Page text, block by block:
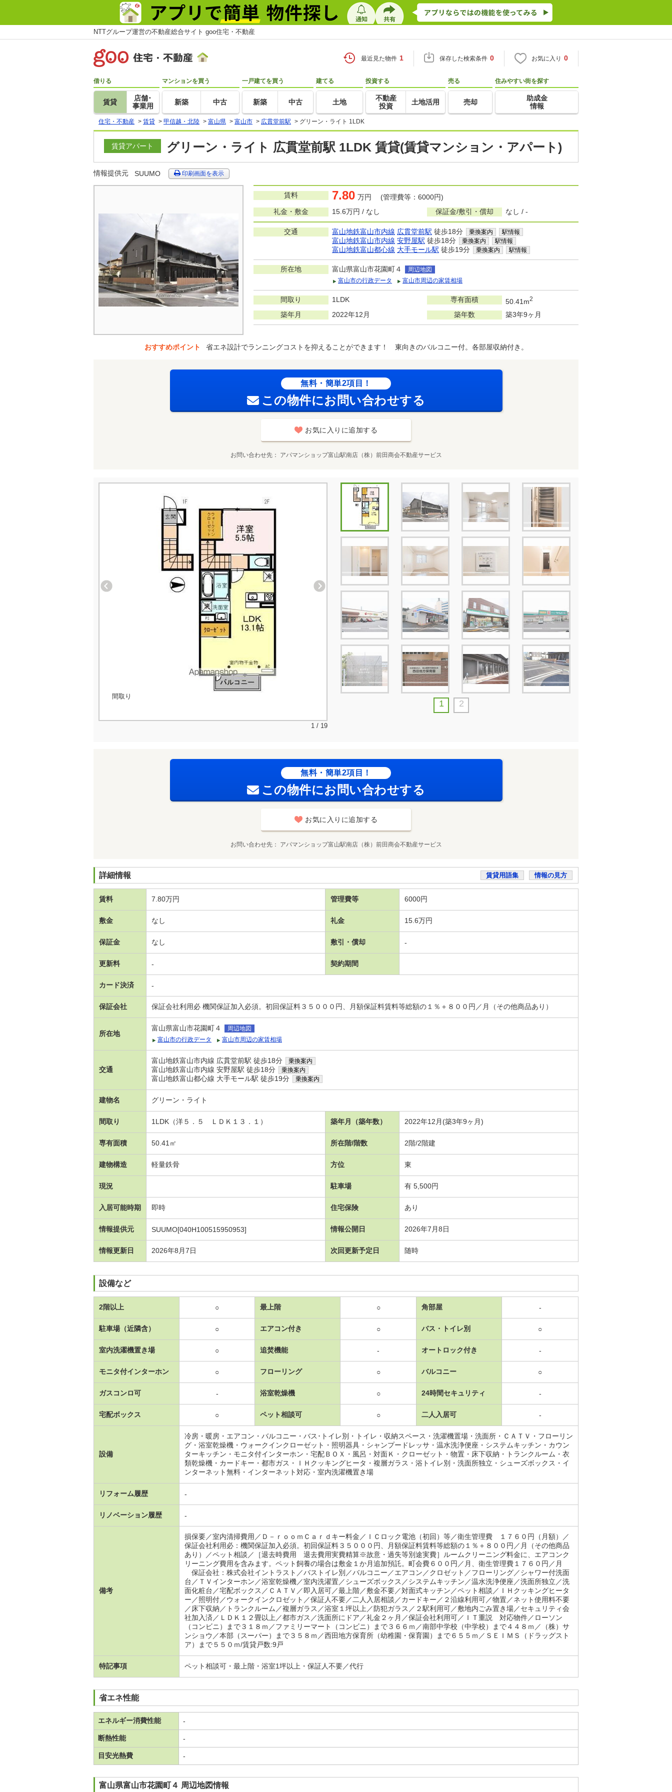
NTTグループ運営の不動産総合サイト goo住宅・不動産
最近見た物件 1 保存した検索条件 0 お気に入り 0
借りる
賃貸
店舗･
事業用
マンションを買う
新築 中古
一戸建てを買う
新築 中古
建てる
土地
投資する
不動産
投資
土地活用
売る
売却
住みやすい街を探す
助成金
情報
住宅・不動産 > 賃貸 > 甲信越・北陸 > 富山県 > 富山市 > 広貫堂前駅 > グリーン・ライト 1LDK
賃貸アパート グリーン・ライト 広貫堂前駅 1LDK 賃貸(賃貸マンション・アパート)
情報提供元 SUUMO 印刷画面を表示
賃料 7.80 万円 (管理費等：6000円)
礼金・敷金
15.6万円 / なし 保証金/敷引・償却 なし / -
交通 富山地鉄富山市内線 広貫堂前駅 徒歩18分 乗換案内 駅情報
富山地鉄富山市内線 安野屋駅 徒歩18分 乗換案内 駅情報
富山地鉄富山都心線 大手モール駅 徒歩19分 乗換案内 駅情報
所在地 富山県富山市花園町４
周辺地図
富山市の行政データ
富山市周辺の家賃相場
間取り 1LDK 専有面積 50.41m2
築年月 2022年12月 築年数 築3年9ヶ月
おすすめポイント 省エネ設計でランニングコストを抑えることができます！ 東向きのバルコニー付。各部屋収納付き。
無料・簡単2項目！
この物件にお問い合わせする
お気に入りに追加する
お問い合わせ先 アパマンショップ富山駅南店（株）前田商会不動産サービス
間取り
1 / 19
1 2
無料・簡単2項目！
この物件にお問い合わせする
お気に入りに追加する
お問い合わせ先 アパマンショップ富山駅南店（株）前田商会不動産サービス
詳細情報 賃貸用語集 情報の見方
賃料 7.80万円 管理費等 6000円
敷金 なし 礼金 15.6万円
保証金 なし 敷引・償却 -
更新料 - 契約期間
カード決済 -
保証会社 保証会社利用必 機関保証加入必須。初回保証料３５０００円、月額保証料賃料等総額の１％＋８００円／月（その他商品あり）
所在地
富山県富山市花園町４
周辺地図
富山市の行政データ
富山市周辺の家賃相場
交通
富山地鉄富山市内線 広貫堂前駅 徒歩18分 乗換案内
富山地鉄富山市内線 安野屋駅 徒歩18分 乗換案内
富山地鉄富山都心線 大手モール駅 徒歩19分 乗換案内
建物名 グリーン・ライト
間取り 1LDK（洋５．５ ＬＤＫ１３．１） 築年月（築年数） 2022年12月(築3年9ヶ月)
専有面積 50.41㎡ 所在階/階数 2階/2階建
建物構造 軽量鉄骨 方位 東
現況 駐車場 有 5,500円
入居可能時期 即時 住宅保険 あり
情報提供元 SUUMO[040H100515950953] 情報公開日 2026年7月8日
情報更新日 2026年8月7日 次回更新予定日 随時
設備など
2階以上 ○ 最上階 ○ 角部屋 -
駐車場（近隣含） ○ エアコン付き ○ バス・トイレ別 ○
室内洗濯機置き場 ○ 追焚機能 - オートロック付き -
モニタ付インターホン ○ フローリング ○ バルコニー ○
ガスコンロ可 - 浴室乾燥機 ○ 24時間セキュリティ -
宅配ボックス ○ ペット相談可 ○ 二人入居可 -
設備
冷房・暖房・エアコン・バルコニー・バス･トイレ別・トイレ・収納スペース・洗濯機置場・洗面所・ＣＡＴＶ・フローリン
グ・浴室乾燥機・ウォークインクローゼット・照明器具・シャンプードレッサ・温水洗浄便座・システムキッチン・カウン
ターキッチン・モニタ付インターホン・宅配ＢＯＸ・風呂・対面Ｋ・クローゼット・物置・床下収納・トランクルーム・衣
類乾燥機・カードキー・都市ガス・ＩＨクッキングヒータ・複層ガラス・浴トイレ別・洗面所独立・シューズボックス・イ
ンターネット無料・インターネット対応・室内洗濯機置き場
リフォーム履歴 -
リノベーション履歴 -
備考
損保要／室内清掃費用／Ｄ－ｒｏｏｍＣａｒｄキー料金／ＩＣロック電池（初回）等／衛生管理費 １７６０円（月額）／
保証会社利用必：機関保証加入必須。初回保証料３５０００円、月額保証料賃料等総額の１％＋８００円／月（その他商品
あり）／ペット相談／［退去時費用 退去費用実費精算※故意・過失等別途実費］ルームクリーニング料金に、エアコンク
リーニング費用を含みます。ペット飼養の場合は敷金１か月追加預託。町会費６００円／月、衛生管理費１７６０円／月
保証会社：株式会社イントラスト／バストイレ別／バルコニー／エアコン／クロゼット／フローリング／シャワー付洗面
台／ＴＶインターホン／浴室乾燥機／室内洗濯置／シューズボックス／システムキッチン／温水洗浄便座／洗面所独立／洗
面化粧台／宅配ボックス／ＣＡＴＶ／即入居可／最上階／敷金不要／対面式キッチン／ペット相談／ＩＨクッキングヒータ
ー／照明付／ウォークインクロゼット／保証人不要／二人入居相談／カードキー／２沿線利用可／物置／ネット使用料不要
／床下収納／トランクルーム／複層ガラス／浴室１坪以上／防犯ガラス／２駅利用可／敷地内ごみ置き場／セキュリティ会
社加入済／ＬＤＫ１２畳以上／都市ガス／洗面所にドア／礼金２ヶ月／保証会社利用可／ＩＴ重説 対応物件／ローソン
（コンビニ）まで３１８ｍ／ファミリーマート（コンビニ）まで３６６ｍ／南部中学校（中学校）まで４４８ｍ／（株）サ
ンショウ／本部（スーパー）まで３５８ｍ／西田地方保育所（幼稚園・保育園）まで６５５ｍ／ＳＥＩＭＳ（ドラッグスト
ア）まで５５０ｍ/賃貸戸数:9戸
特記事項 ペット相談可・最上階・浴室1坪以上・保証人不要／代行
省エネ性能
エネルギー消費性能 -
断熱性能 -
目安光熱費 -
富山県富山市花園町４ 周辺地図情報